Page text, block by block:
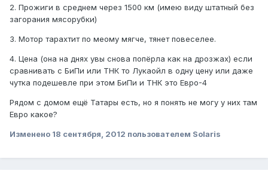
2. Прожиги в среднем через 1500 км (имею виду штатный без
загорания мясорубки)
3. Мотор тарахтит по меому мягче, тянет повеселее.
4. Цена (она на днях увы снова попёрла как на дрозжах) если
сравнивать с БиПи или ТНК то Лукаойл в одну цену или даже
чутка подешевле при этом БиПи и ТНК это Евро-4
Рядом с домом ещё Татары есть, но я понять не могу у них там
Евро какое?
Изменено 18 сентября, 2012 пользователем Solaris